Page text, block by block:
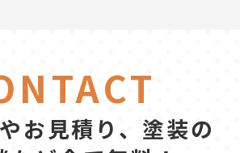
お見積り、塗装の